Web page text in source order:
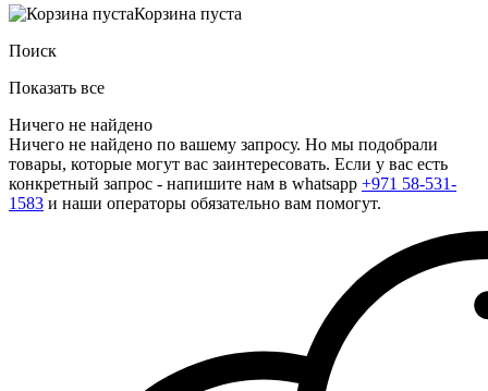
Корзина пуста
Поиск
Показать все
Ничего не найдено
Ничего не найдено по вашему запросу. Но мы подобрали
товары, которые могут вас заинтересовать. Если у вас есть
конкретный запрос - напишите нам в whatsapp +971 58-531-
1583 и наши операторы обязательно вам помогут.